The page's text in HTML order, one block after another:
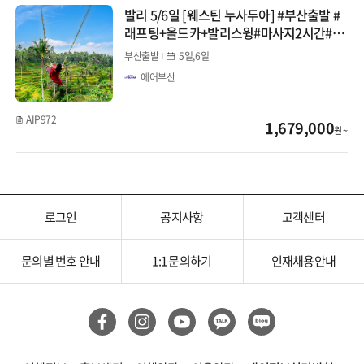
대마도
선박(부관/카멜)
청도
북경/태항산
남경/황산
발리 5/6일 [웨스틴 누사두아] #부산출발 #
래프팅+올드카+발리스윙#마사지2시간#자
유시간
부산출발
5일,6일
에어부산
AIP972 1,679,000원 ~
로그인 공지사항 고객센터
문의별 번호 안내 1:1 문의하기 인재채용안내